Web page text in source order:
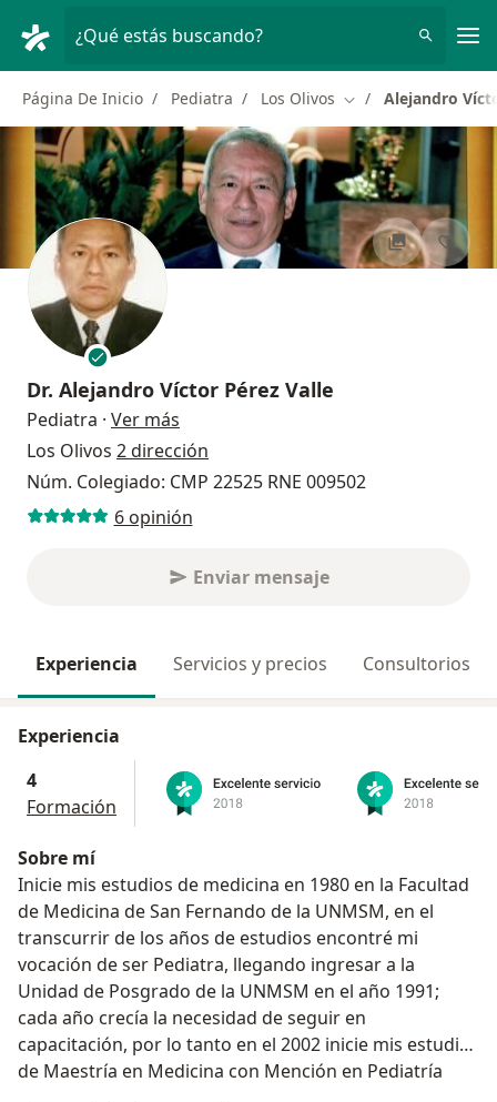
¿Qué estás buscando?
Página De Inicio Pediatra Los Olivos Cambiar de ciudad
Alejandro
Dr. Alejandro Víctor Pérez Valle
Pediatra · Ver más
Los Olivos 2 dirección
Núm. Colegiado: CMP 22525 RNE 009502
6 opinión
Enviar mensaje
Experiencia Servicios y precios Consultorios
Experiencia
4
Formación
Sobre mí
Inicie mis estudios de medicina en 1980 en la Facultad
de Medicina de San Fernando de la UNMSM, en el
transcurrir de los años de estudios encontré mi
vocación de ser Pediatra, llegando ingresar a la
Unidad de Posgrado de la UNMSM en el año 1991;
cada año crecía la necesidad de seguir en
capacitación, por lo tanto en el 2002 inicie mis estudios
de Maestría en Medicina con Mención en Pediatría